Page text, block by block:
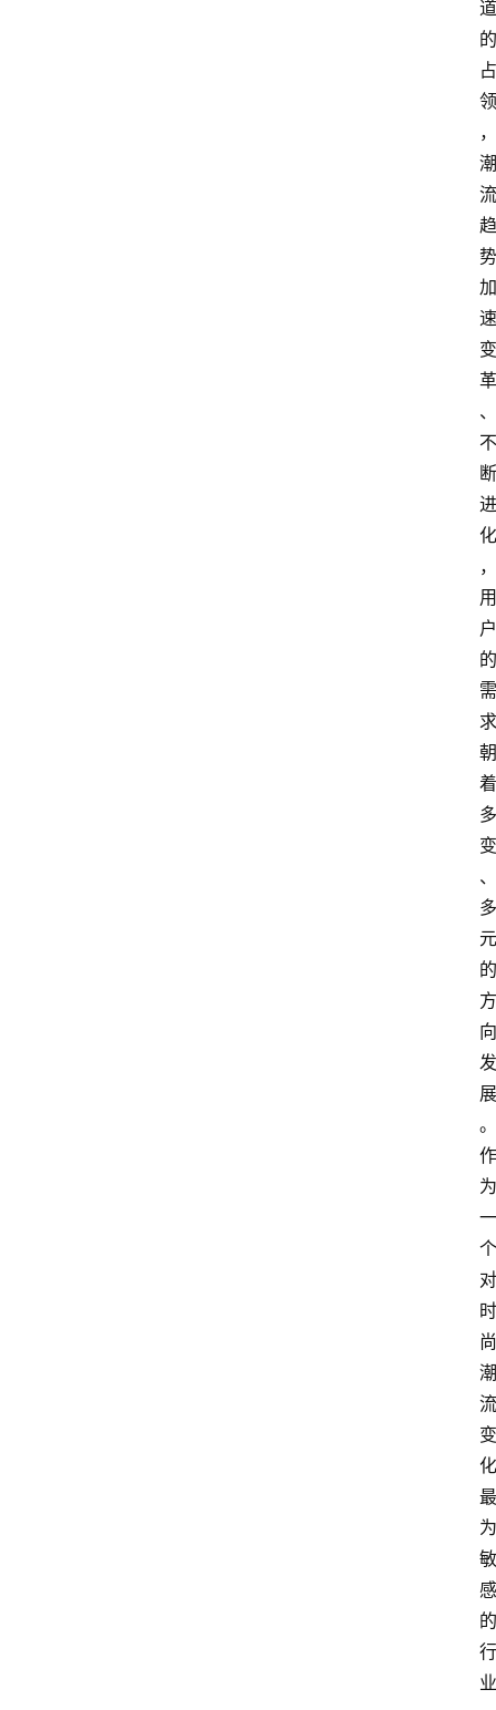
道
的
占
领
，
潮
流
趋
势
加
速
变
革
、
不
断
进
化
，
用
户
的
需
求
朝
着
多
变
、
多
元
的
方
向
发
展
。
作
为
一
个
对
时
尚
潮
流
变
化
最
为
敏
感
的
行
业